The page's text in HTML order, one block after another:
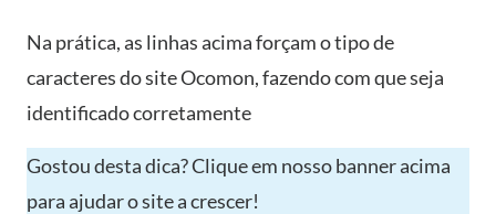
Na prática, as linhas acima forçam o tipo de
caracteres do site Ocomon, fazendo com que seja
identificado corretamente
Gostou desta dica? Clique em nosso banner acima
para ajudar o site a crescer!